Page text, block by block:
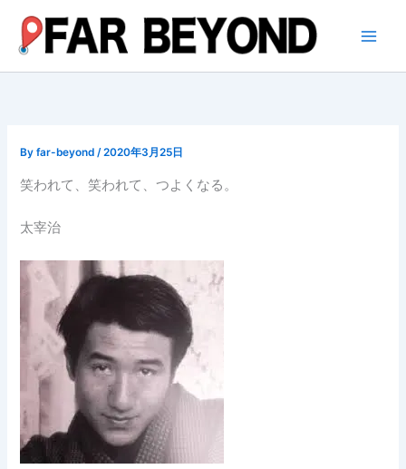
ス
Byfar-beyond/2020年3月25日
笑われて、笑われて、つよくなる。
太宰治